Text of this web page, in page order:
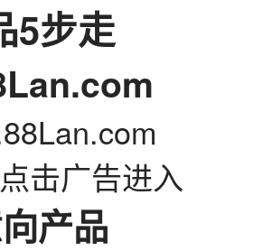
5步走
击广告进入
产品